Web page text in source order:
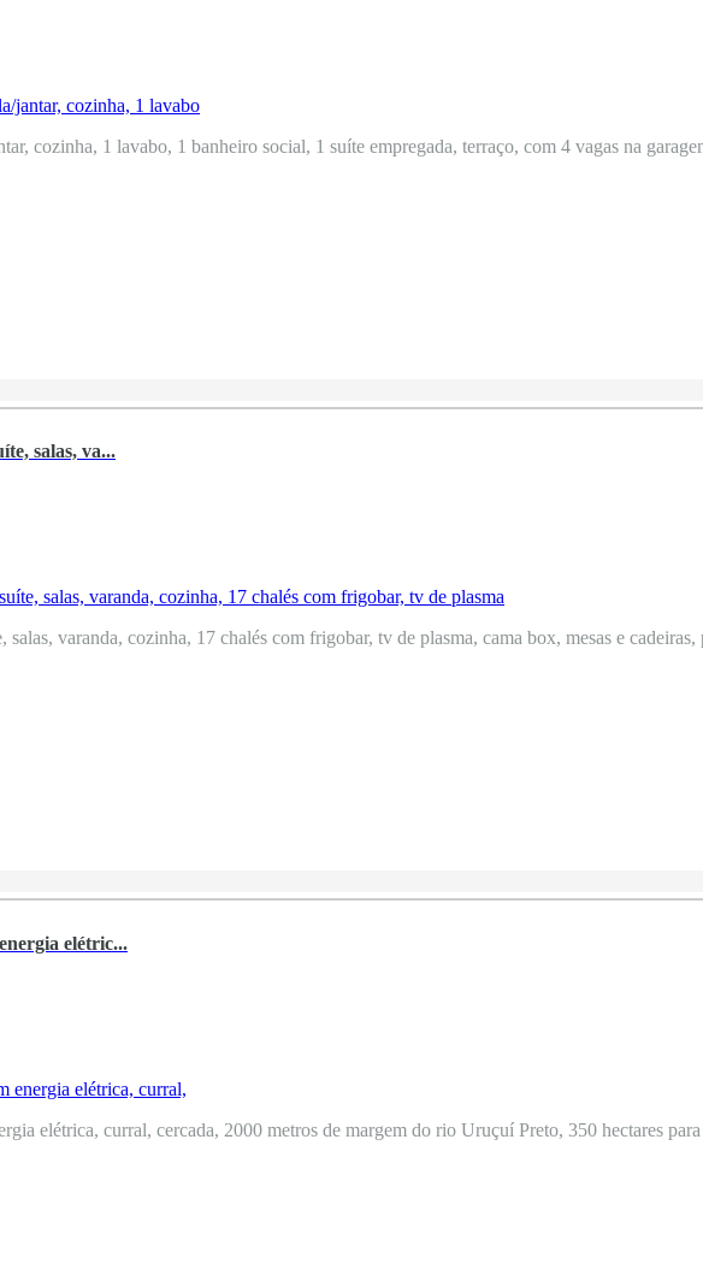
cozinha, 1 lavabo, 1 banheiro social, 1 suíte empregada, terraço, com 4 vagas na
salas, va...
varanda, cozinha, 17 chalés com frigobar, tv de plasma, cama box, mesas e cadeiras,
elétric...
elétrica, curral, cercada, 2000 metros de margem do rio Uruçuí Preto, 350 hectares